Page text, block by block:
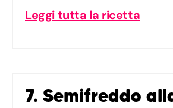
Leggi tutta la ricetta
7. Semifreddo